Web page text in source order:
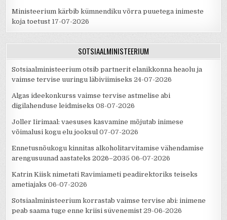
Ministeerium kärbib kümnendiku võrra puuetega inimeste
koja toetust 17-07-2026
SOTSIAALMINISTEERIUM
Sotsiaalministeerium otsib partnerit elanikkonna heaolu ja
vaimse tervise uuringu läbiviimiseks 24-07-2026
Algas ideekonkurss vaimse tervise astmelise abi
digilahenduse leidmiseks 08-07-2026
Joller Iirimaal: vaesuses kasvamine mõjutab inimese
võimalusi kogu elu jooksul 07-07-2026
Ennetusnõukogu kinnitas alkoholitarvitamise vähendamise
arengusuunad aastateks 2026–2035 06-07-2026
Katrin Kiisk nimetati Ravimiameti peadirektoriks teiseks
ametiajaks 06-07-2026
Sotsiaalministeerium korrastab vaimse tervise abi: inimene
peab saama tuge enne kriisi süvenemist 29-06-2026